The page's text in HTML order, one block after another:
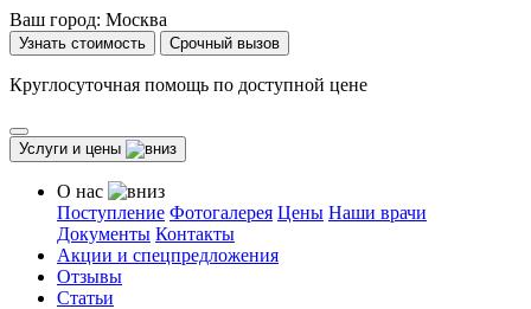
Ваш город: Москва
Узнать стоимость Срочный вызов
Круглосуточная помощь по доступной цене
Услуги и цены
О нас
Поступление Фотогалерея Цены Наши врачи
Документы Контакты
Акции и спецпредложения
Отзывы
Статьи